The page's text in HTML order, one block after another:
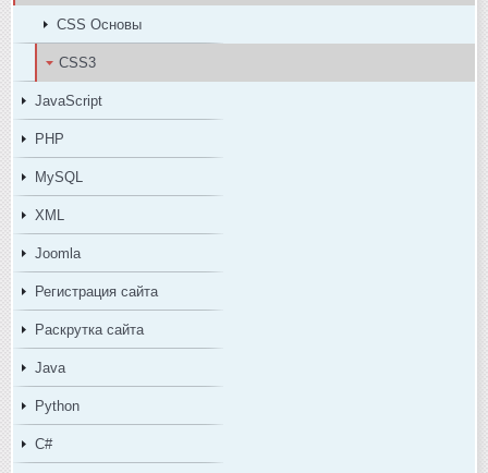
CSS Основы
CSS3
JavaScript
PHP
MySQL
XML
Joomla
Регистрация сайта
Раскрутка сайта
Java
Python
C#